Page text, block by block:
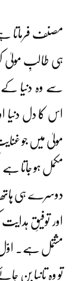
مصنف فرماتا
ہی طالبِ مولیٰ
سے وہ دنیا
اس کا دل دنیا
مولیٰ میں جو
مکمل ہو جاتا
دوسرے ہی
اور توفیقِ ہدایت
مشتمل ہے۔
تو وہ تانبا بن